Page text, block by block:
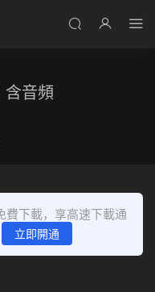
含音頻
費下載，享高速下載通
立即開通